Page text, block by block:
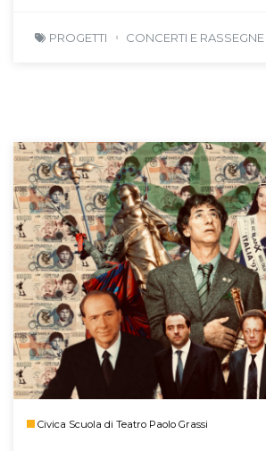
PROGETTI CONCERTI E RASSEGNE
Civica Scuola di Teatro Paolo Grassi